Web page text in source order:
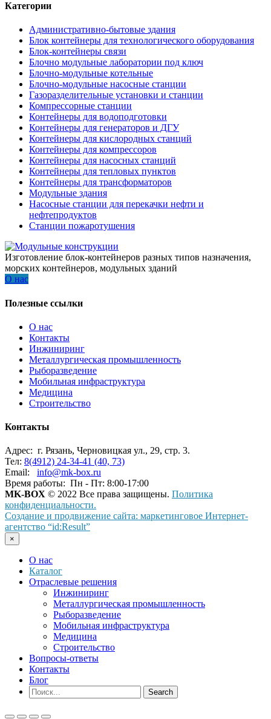
Категории
Административно-бытовые здания
Блок контейнеры для технологического оборудования
Блок-контейнеры связи
Блочно модульные лаборатории под ключ
Блочно-модульные котельные
Блочно-модульные насосные станции
Газоразделительные установки и станции
Компрессорные станции
Контейнеры для водоподготовки
Контейнеры для генераторов и ДГУ
Контейнеры для кислородных станций
Контейнеры для компрессоров
Контейнеры для насосных станций
Контейнеры для тепловых пунктов
Контейнеры для трансформаторов
Модульные здания
Насосные станции для перекачки нефти и
нефтепродуктов
Станции пожаротушения
Изготовление блок-контейнеров разных типов назначения,
морских контейнеров, модульных зданий
О нас
Полезные ссылки
О нас
Контакты
Инжиниринг
Металлургическая промышленность
Рыборазведение
Мобильная инфраструктура
Медицина
Строительство
Контакты
Адрес: г. Рязань, Черновицкая ул., 29, стр. 3.
Тел: 8(4912) 24-34-41 (40, 73)
Email:
info@mk-box.ru
Время работы: Пн - Пт: 8:00-17:00
MK-BOX © 2022 Все права защищены. Политика
конфиденциальности.
Создание и продвижение сайта: маркетинговое Интернет-
агентство “id:Result”
×
О нас
Каталог
Отраслевые решения
Инжиниринг
Металлургическая промышленность
Рыборазведение
Мобильная инфраструктура
Медицина
Строительство
Вопросы-ответы
Контакты
Блог